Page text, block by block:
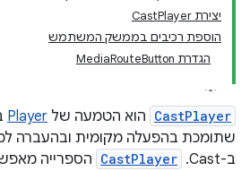
יצירת CastPlayer
הוספת רכיבים בממשק המשתמש
הגדרת MediaRouteButton
CastPlayer הוא הטמעה של Player
שתומכת בהפעלה מקומית ובהעברה
ב-Cast.
CastPlayer הספרייה